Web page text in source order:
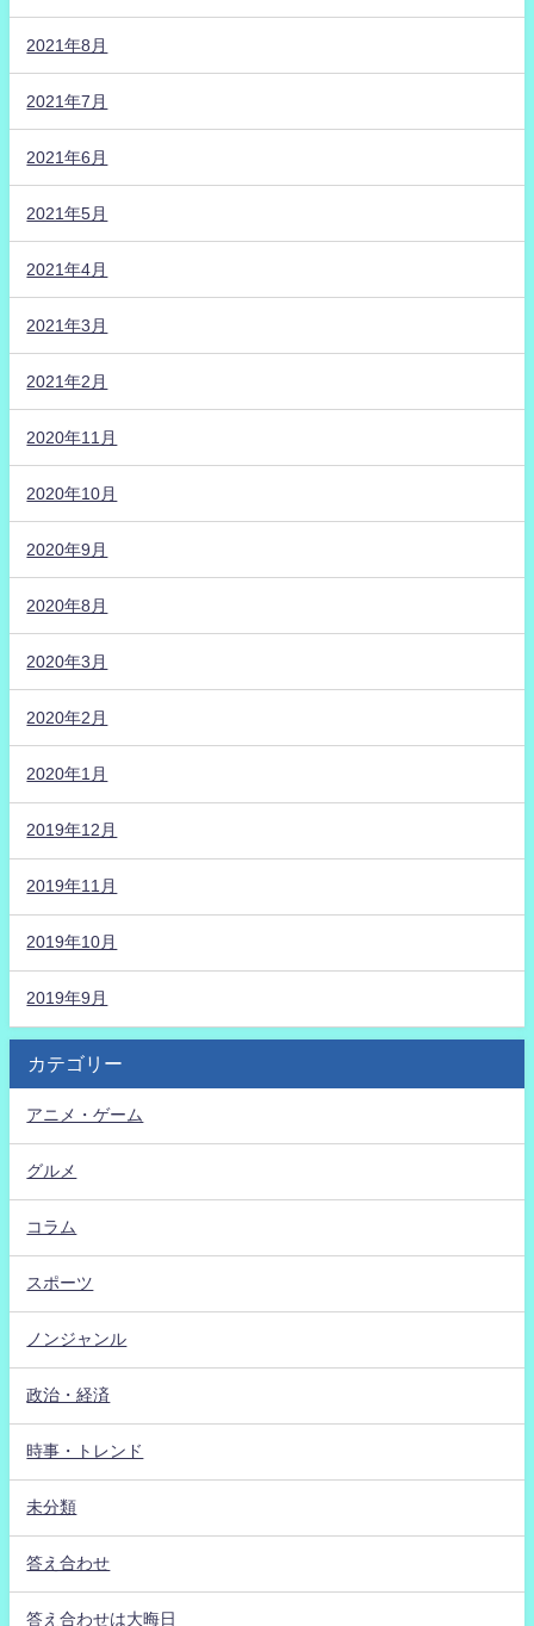
2021年8月
2021年7月
2021年6月
2021年5月
2021年4月
2021年3月
2021年2月
2020年11月
2020年10月
2020年9月
2020年8月
2020年3月
2020年2月
2020年1月
2019年12月
2019年11月
2019年10月
2019年9月
カテゴリー
アニメ・ゲーム
グルメ
コラム
スポーツ
ノンジャンル
政治・経済
時事・トレンド
未分類
答え合わせ
答え合わせは大晦日